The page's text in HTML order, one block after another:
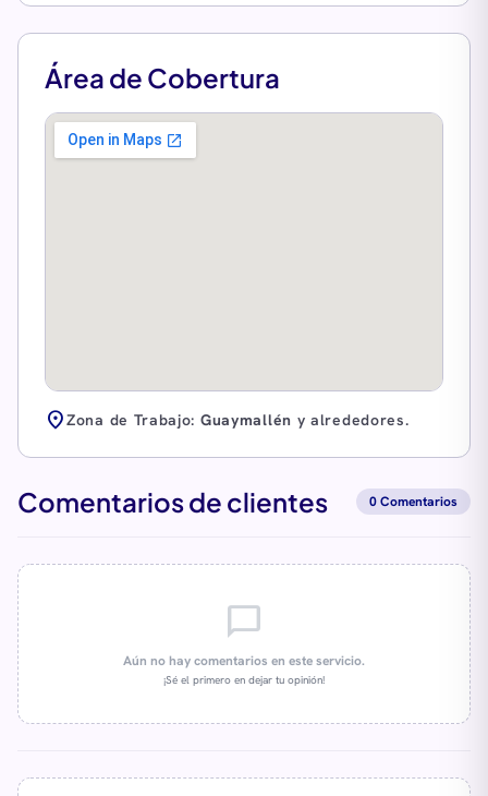
Área de Cobertura
location_onZona de Trabajo: Guaymallén y alrededores.
Comentarios de clientes 0 Comentarios
chat_bubble_outline
Aún no hay comentarios en este servicio.
¡Sé el primero en dejar tu opinión!